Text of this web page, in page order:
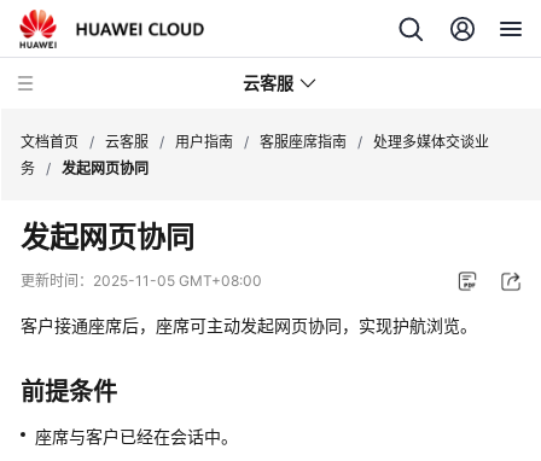
云客服
产
品
介
速
入
门
文档首页 / 云客服 / 用户指南 / 客服座席指南 / 处理多媒体交谈业
务 / 发起网页协同
发起网页协同
更新时间： 2025-11-05 GMT+08:00
客户接通座席后，座席可主动发起网页协同，实现护航浏览。
前提条件
座席与客户已经在会话中。